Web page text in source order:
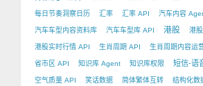
每日节奏洞察日历 汇率 汇率 API 汽车内容
汽车车型内容资料库 汽车车型库 API 港股 港
港股实时行情 API 生肖周期 API 生肖周期内容运
省市区 API 知识库 Agent 知识库权限 短信-语
空气质量 API 笑话数据 简体繁体互转 结构化数